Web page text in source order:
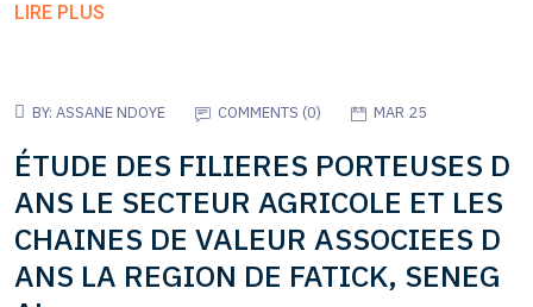
LIRE PLUS
BY: ASSANE NDOYE COMMENTS (0) MAR 25
ÉTUDE DES FILIERES PORTEUSES D
ANS LE SECTEUR AGRICOLE ET LES
CHAINES DE VALEUR ASSOCIEES D
ANS LA REGION DE FATICK, SENEG